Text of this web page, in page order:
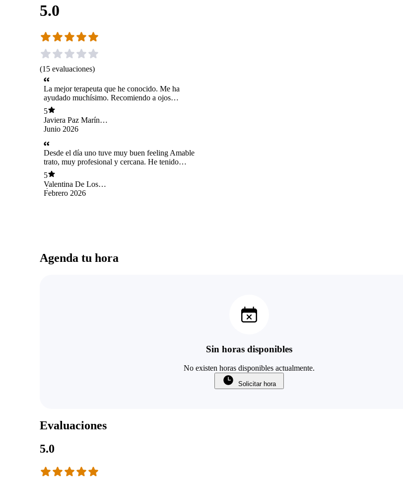
5.0
(15 evaluaciones)
La mejor terapeuta que he conocido. Me ha
ayudado muchísimo. Recomiendo a ojos
cerrados a Javiera por su amabilidad,
conocimiento, profesionalismo y compromiso
con la salud mental.
5
Javiera Paz Marín
Soto
Junio 2026
Desde el día uno tuve muy buen feeling Amable
trato, muy profesional y cercana. He tenido
mucho avance con sus terapias, muy buen
profesional Gracias Javi
5
Valentina De Los
Ángeles Pizarro
Febrero 2026
Agenda tu hora
Sin horas disponibles
No existen horas disponibles actualmente.
Solicitar hora
Evaluaciones
5.0